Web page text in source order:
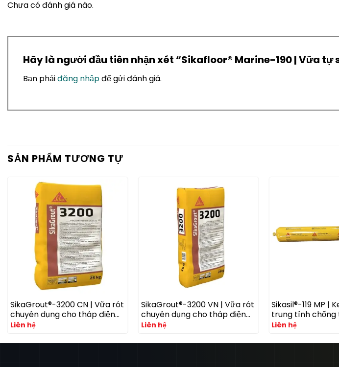
Chưa có đánh giá nào.
Hãy là người đầu tiên nhận xét “Sikafloor® Marine-190 | Vữa
Bạn phảiđăng nhậpđể gửi đánh giá.
SẢN PHẨM TƯƠNG TỰ
SikaGrout®-3200 CN | Vữa rót
chuyên dụng cho tháp điện
gió với khả năng kháng mỏi
Liên hệ
SikaGrout®-3200 VN | Vữa rót
chuyên dụng cho tháp điện
gió với khả năng kháng mỏi
Liên hệ
Sikasil®-119 MP |
trung tính chống
trám khe đa
Liên hệ